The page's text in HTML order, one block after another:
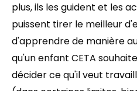
plus, ils les guident et les
puissent tirer le meilleur
d'apprendre de manière
qu'un enfant CETA
décider ce qu'il veut